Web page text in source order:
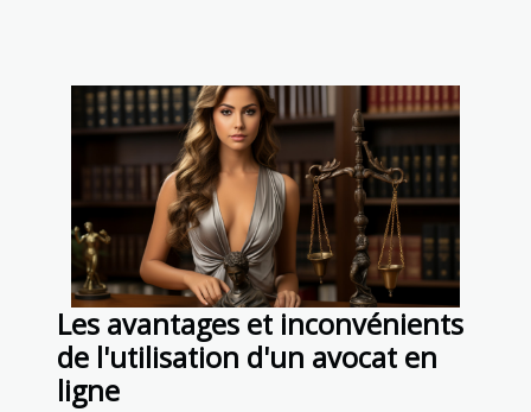
Les avantages et inconvénients
de l'utilisation d'un avocat en
ligne